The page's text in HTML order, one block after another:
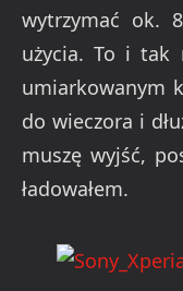
wytrzymać ok.
użycia. To i tak
umiarkowanym
do wieczora i
muszę wyjść,
ładowałem.